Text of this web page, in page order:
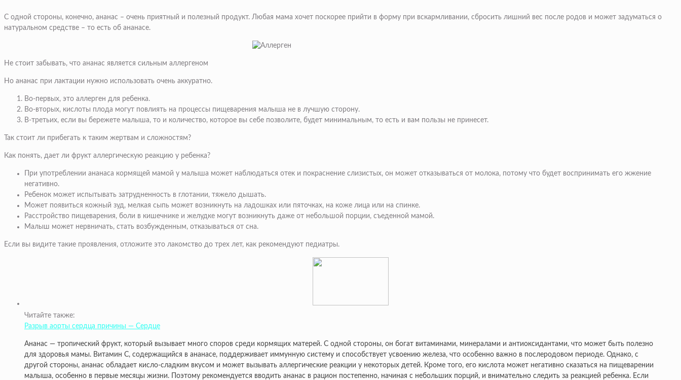
С одной стороны, конечно, ананас – очень приятный и полезный продукт. Любая мама хочет поскорее прийти в форму при вскармливании, сбросить лишний вес после родов и может задуматься о
натуральном средстве – то есть об ананасе.
Не стоит забывать, что ананас является сильным аллергеном
Но ананас при лактации нужно использовать очень аккуратно.
Во-первых, это аллерген для ребенка.
Во-вторых, кислоты плода могут повлиять на процессы пищеварения малыша не в лучшую сторону.
В-третьих, если вы бережете малыша, то и количество, которое вы себе позволите, будет минимальным, то есть и вам пользы не принесет.
Так стоит ли прибегать к таким жертвам и сложностям?
Как понять, дает ли фрукт аллергическую реакцию у ребенка?
При употреблении ананаса кормящей мамой у малыша может наблюдаться отек и покраснение слизистых, он может отказываться от молока, потому что будет воспринимать его жжение
негативно.
Ребенок может испытывать затрудненность в глотании, тяжело дышать.
Может появиться кожный зуд, мелкая сыпь может возникнуть на ладошках или пяточках, на коже лица или на спинке.
Расстройство пищеварения, боли в кишечнике и желудке могут возникнуть даже от небольшой порции, съеденной мамой.
Малыш может нервничать, стать возбужденным, отказываться от сна.
Если вы видите такие проявления, отложите это лакомство до трех лет, как рекомендуют педиатры.
Читайте также:
Разрыв аорты сердца причины — Сердце
Ананас — тропический фрукт, который вызывает много споров среди кормящих матерей. С одной стороны, он богат витаминами, минералами и антиоксидантами, что может быть полезно
для здоровья мамы. Витамин C, содержащийся в ананасе, поддерживает иммунную систему и способствует усвоению железа, что особенно важно в послеродовом периоде. Однако, с
другой стороны, ананас обладает кисло-сладким вкусом и может вызывать аллергические реакции у некоторых детей. Кроме того, его кислота может негативно сказаться на пищеварении
малыша, особенно в первые месяцы жизни. Поэтому рекомендуется вводить ананас в рацион постепенно, начиная с небольших порций, и внимательно следить за реакцией ребенка. Если